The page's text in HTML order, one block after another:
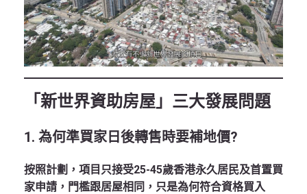
「新世界資助房屋」三大發展問題
1. 為何準買家日後轉售時要補地價?
按照計劃，項目只接受25-45歲香港永久居民及首置買
家申請，門檻跟居屋相同，只是為何符合資格買入